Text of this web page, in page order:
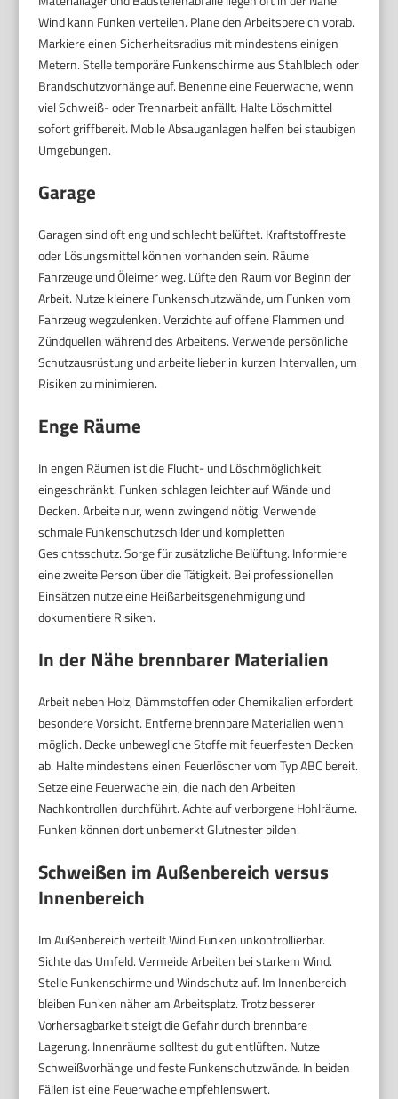
Wind kann Funken verteilen. Plane den Arbeitsbereich vorab.
Markiere einen Sicherheitsradius mit mindestens einigen
Metern. Stelle temporäre Funkenschirme aus Stahlblech oder
Brandschutzvorhänge auf. Benenne eine Feuerwache, wenn
viel Schweiß- oder Trennarbeit anfällt. Halte Löschmittel
sofort griffbereit. Mobile Absauganlagen helfen bei staubigen
Umgebungen.
Garage
Garagen sind oft eng und schlecht belüftet. Kraftstoffreste
oder Lösungsmittel können vorhanden sein. Räume
Fahrzeuge und Öleimer weg. Lüfte den Raum vor Beginn der
Arbeit. Nutze kleinere Funkenschutzwände, um Funken vom
Fahrzeug wegzulenken. Verzichte auf offene Flammen und
Zündquellen während des Arbeitens. Verwende persönliche
Schutzausrüstung und arbeite lieber in kurzen Intervallen, um
Risiken zu minimieren.
Enge Räume
In engen Räumen ist die Flucht- und Löschmöglichkeit
eingeschränkt. Funken schlagen leichter auf Wände und
Decken. Arbeite nur, wenn zwingend nötig. Verwende
schmale Funkenschutzschilder und kompletten
Gesichtsschutz. Sorge für zusätzliche Belüftung. Informiere
eine zweite Person über die Tätigkeit. Bei professionellen
Einsätzen nutze eine Heißarbeitsgenehmigung und
dokumentiere Risiken.
In der Nähe brennbarer Materialien
Arbeit neben Holz, Dämmstoffen oder Chemikalien erfordert
besondere Vorsicht. Entferne brennbare Materialien wenn
möglich. Decke unbewegliche Stoffe mit feuerfesten Decken
ab. Halte mindestens einen Feuerlöscher vom Typ ABC bereit.
Setze eine Feuerwache ein, die nach den Arbeiten
Nachkontrollen durchführt. Achte auf verborgene Hohlräume.
Funken können dort unbemerkt Glutnester bilden.
Schweißen im Außenbereich versus
Innenbereich
Im Außenbereich verteilt Wind Funken unkontrollierbar.
Sichte das Umfeld. Vermeide Arbeiten bei starkem Wind.
Stelle Funkenschirme und Windschutz auf. Im Innenbereich
bleiben Funken näher am Arbeitsplatz. Trotz besserer
Vorhersagbarkeit steigt die Gefahr durch brennbare
Lagerung. Innenräume solltest du gut entlüften. Nutze
Schweißvorhänge und feste Funkenschutzwände. In beiden
Fällen ist eine Feuerwache empfehlenswert.